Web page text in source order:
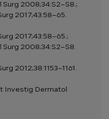
Surg 2008;34:S2–S8.;
2017;43:58–65.
2017;43:58–65.;
Surg 2008;34:S2–S8.
2012;38:1153–1161.
Investig Dermatol